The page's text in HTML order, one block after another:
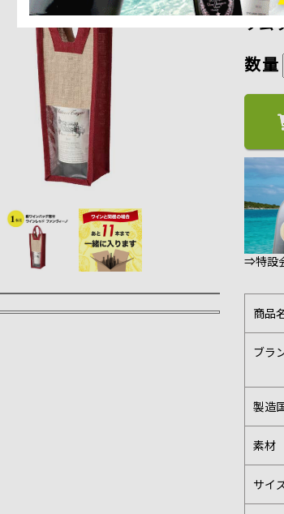
ソム
数量
⇒特設
商品
ブラ
製造
素材
サイ